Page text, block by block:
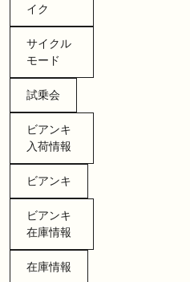
イク
サイクル
モード
試乗会
ビアンキ
入荷情報
ビアンキ
ビアンキ
在庫情報
在庫情報